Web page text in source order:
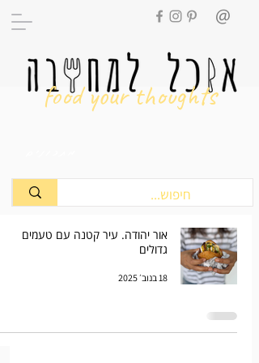
food your thoughts
אור יהודה. עיר קטנה עם טעמים
גדולים
18 בנוב׳ 2025